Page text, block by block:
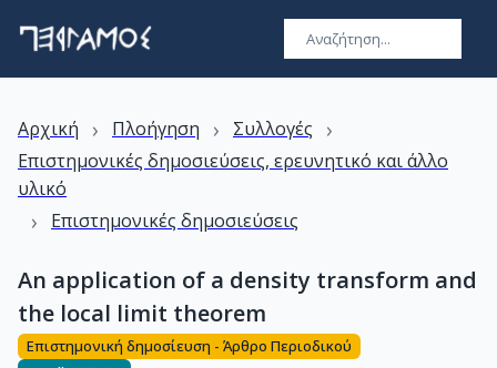
Αρχική › Πλοήγηση › Συλλογές ›
Επιστημονικές δημοσιεύσεις, ερευνητικό και άλλο
υλικό
› Επιστημονικές δημοσιεύσεις
An application of a density transform and
the local limit theorem
Επιστημονική δημοσίευση - Άρθρο Περιοδικού